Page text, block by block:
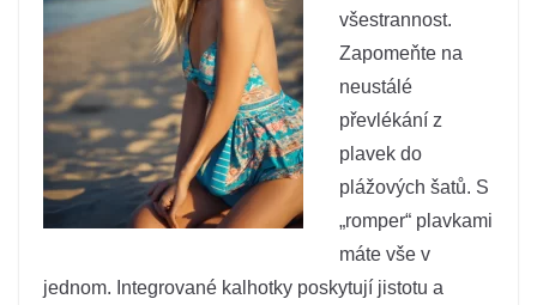
všestrannost.
Zapomeňte na
neustálé
převlékání z
plavek do
plážových šatů. S
„romper“ plavkami
máte vše v
jednom. Integrované kalhotky poskytují jistotu a